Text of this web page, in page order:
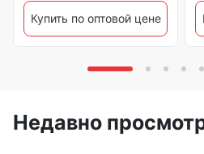
Купить по оптовой цене
Недавно